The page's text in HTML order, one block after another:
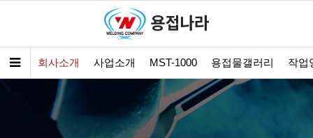
회사소개 사업소개 MST-1000 용접물갤러리 작업